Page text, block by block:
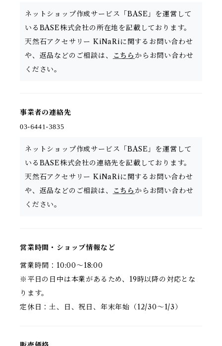
ネットショップ作成サービス「BASE」を運営して
いるBASE株式会社の所在地を記載しております。
天然石アクセサリー KiNaRiに関するお問い合わせ
や、返品などのご相談は、
こちら からお問い合わせ
ください。
事業者の連絡先
ネットショップ作成サービス「BASE」を運営して
いるBASE株式会社の連絡先を記載しております。
天然石アクセサリー KiNaRiに関するお問い合わせ
や、返品などのご相談は、
こちら からお問い合わせ
ください。
営業時間・ショップ情報など
営業時間：10:00～18:00
※平日の日中は本業があるため、19時以降の対応とな
ります。
定休日：土、日、祝日、年末年始（12/30～1/3）